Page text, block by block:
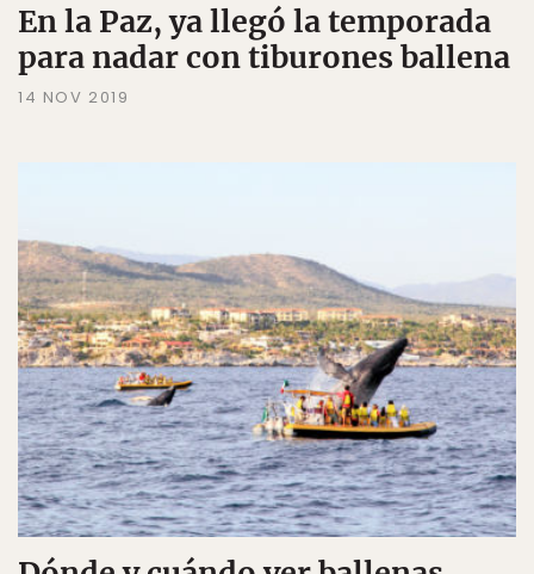
En la Paz, ya llegó la temporada
para nadar con tiburones ballena
14 NOV 2019